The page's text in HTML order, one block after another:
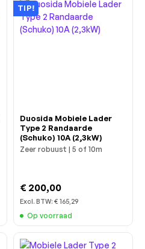
TIP!
Duosida Mobiele Lader
Type 2 Randaarde
(Schuko) 10A (2,3kW)
Zeer robuust | 5 of 10m
€ 200,00
Excl. BTW: € 165,29
Op voorraad